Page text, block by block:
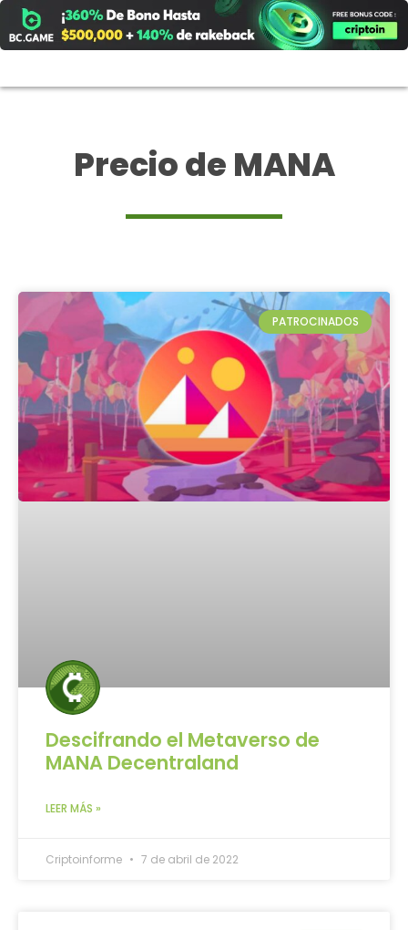
al
contenido
Precio de MANA
PATROCINADOS
Descifrando el Metaverso de
MANA Decentraland
LEER MÁS »
Criptoinforme 7 de abril de 2022